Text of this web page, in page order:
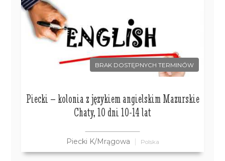
BRAK DOSTĘPNYCH TERMINÓW
Piecki – kolonia z językiem angielskim Mazurskie
Chaty, 10 dni 10-14 lat
Piecki K/Mrągowa Polska